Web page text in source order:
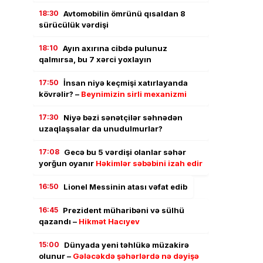
18:30 Avtomobilin ömrünü qısaldan 8
sürücülük vərdişi
18:10 Ayın axırına cibdə pulunuz
qalmırsa, bu 7 xərci yoxlayın
17:50 İnsan niyə keçmişi xatırlayanda
kövrəlir? – Beynimizin sirli mexanizmi
17:30
Niyə bəzi sənətçilər səhnədən
uzaqlaşsalar da unudulmurlar?
17:08 Gecə bu 5 vərdişi olanlar səhər
yorğun oyanır Həkimlər səbəbini izah edir
16:50 Lionel Messinin atası vəfat edib
16:45 Prezident müharibəni və sülhü
qazandı – Hikmət Hacıyev
15:00
Dünyada yeni təhlükə müzakirə
olunur – Gələcəkdə şəhərlərdə nə dəyişə